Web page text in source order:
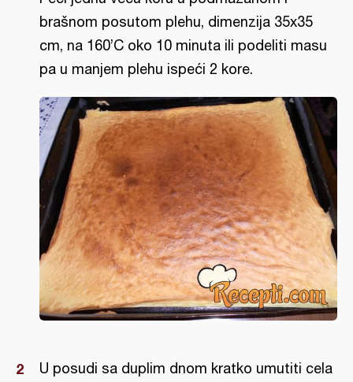
brašnom posutom plehu, dimenzija 35x35
cm, na 160’C oko 10 minuta ili podeliti masu
pa u manjem plehu ispeći 2 kore.
U posudi sa duplim dnom kratko umutiti cela